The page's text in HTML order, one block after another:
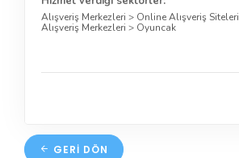
Alışveriş Merkezleri > Online Alışveriş Siteleri
Alışveriş Merkezleri > Oyuncak
GERI DÖN